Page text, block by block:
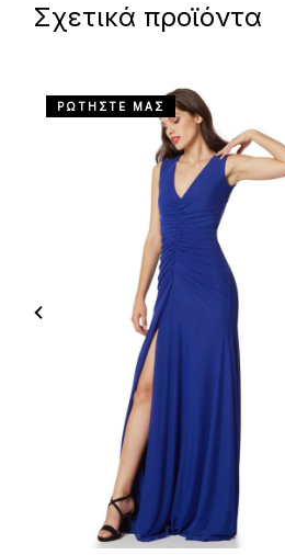
Σχετικά προϊόντα
ΡΩΤΗΣΤΕ ΜΑΣ